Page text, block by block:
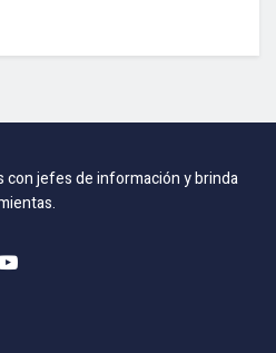
con jefes de información y brinda